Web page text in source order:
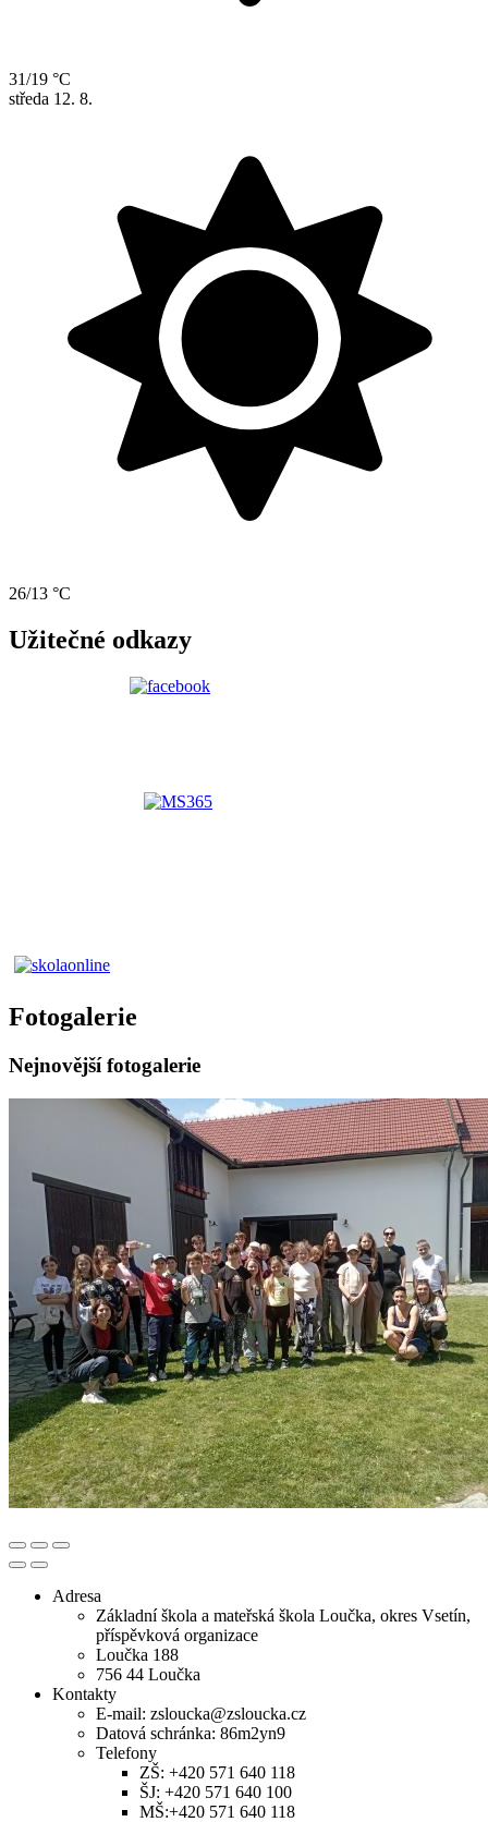
31/19 °C
středa 12. 8.
26/13 °C
Užitečné odkazy
Fotogalerie
Nejnovější fotogalerie
Adresa
Základní škola a mateřská škola Loučka, okres Vsetín,
příspěvková organizace
Loučka 188
756 44 Loučka
Kontakty
E-mail: zsloucka@zsloucka.cz
Datová schránka: 86m2yn9
Telefony
ZŠ: +420 571 640 118
ŠJ: +420 571 640 100
MŠ:+420 571 640 118